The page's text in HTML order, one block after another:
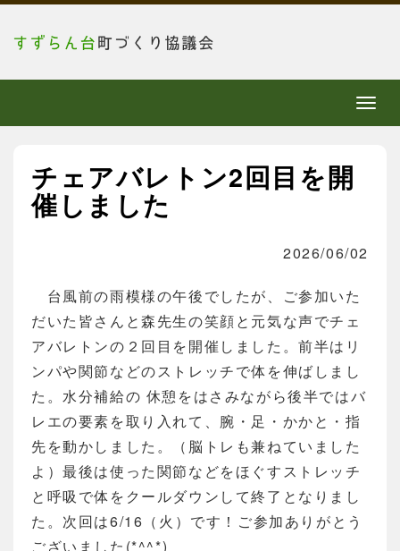
メ
ニ
チェアバレトン2回目を開
催しました
2026/06/02
台風前の雨模様の午後でしたが、ご参加いた
だいた皆さんと森先生の笑顔と元気な声でチェ
アバレトンの２回目を開催しました。前半はリ
ンパや関節などのストレッチで体を伸ばしまし
た。水分補給の 休憩をはさみながら後半ではバ
レエの要素を取り入れて、腕・足・かかと・指
先を動かしました。（脳トレも兼ねていました
よ）最後は使った関節などをほぐすストレッチ
と呼吸で体をクールダウンして終了となりまし
た。次回は6/16（火）です！ご参加ありがとう
ございました(*^^*)